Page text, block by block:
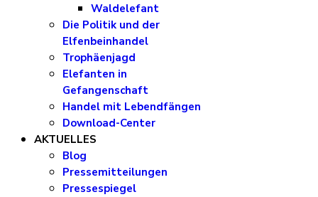
Waldelefant
Die Politik und der
Elfenbeinhandel
Trophäenjagd
Elefanten in
Gefangenschaft
Handel mit Lebendfängen
Download-Center
AKTUELLES
Blog
Pressemitteilungen
Pressespiegel